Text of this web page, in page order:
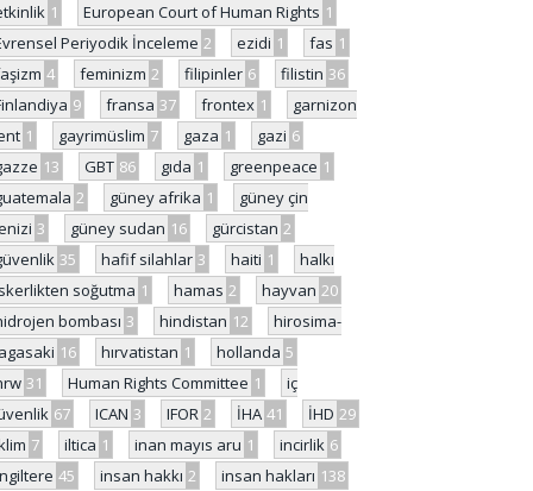
1 European Court of Human Rights 1
Periyodik İnceleme 2 ezidi 1 fas 1
4 feminizm 2 filipinler 6 filistin 36
9 fransa 37 frontex 1
garnizon
1 gayrimüslim 7 gaza 1 gazi 6
13 GBT 86 gıda 1 greenpeace 1
2 güney afrika 1
güney çin
3 güney sudan 16 gürcistan 2
35 hafif silahlar 3 haiti 1
halkı
soğutma 1 hamas 2 hayvan 20
bombası 3 hindistan 12
hirosima-
16 hırvatistan 1 hollanda 5
31 Human Rights Committee 1
iç
67 ICAN 3 IFOR 2 İHA 41 İHD 29
7 iltica 1 inan mayıs aru 1 incirlik 6
45 insan hakkı 2 insan hakları 138